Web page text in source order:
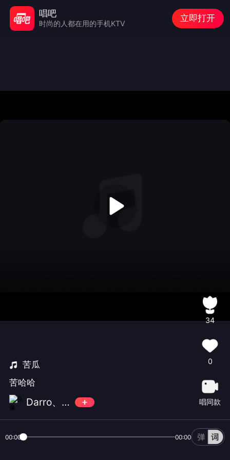
苦瓜
苦哈哈
Darro、苏破门
34
0
唱同款
00:00 00:00
唱吧
时尚的人都在用的手机KTV
立即打开